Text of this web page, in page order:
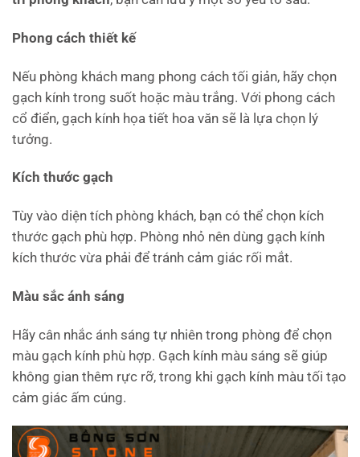
Phong cách thiết kế
Nếu phòng khách mang phong cách tối giản, hãy chọn
gạch kính trong suốt hoặc màu trắng. Với phong cách
cổ điển, gạch kính họa tiết hoa văn sẽ là lựa chọn lý
tưởng.
Kích thước gạch
Tùy vào diện tích phòng khách, bạn có thể chọn kích
thước gạch phù hợp. Phòng nhỏ nên dùng gạch kính
kích thước vừa phải để tránh cảm giác rối mắt.
Màu sắc ánh sáng
Hãy cân nhắc ánh sáng tự nhiên trong phòng để chọn
màu gạch kính phù hợp. Gạch kính màu sáng sẽ giúp
không gian thêm rực rỡ, trong khi gạch kính màu tối tạo
cảm giác ấm cúng.